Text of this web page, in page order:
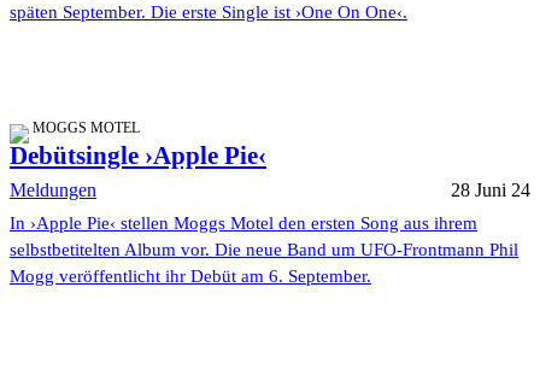
späten September. Die erste Single ist ›One On One‹.
MOGGS MOTEL
Debütsingle ›Apple Pie‹
Meldungen 28 Juni 24
In ›Apple Pie‹ stellen Moggs Motel den ersten Song aus ihrem
selbstbetitelten Album vor. Die neue Band um UFO-Frontmann Phil
Mogg veröffentlicht ihr Debüt am 6. September.